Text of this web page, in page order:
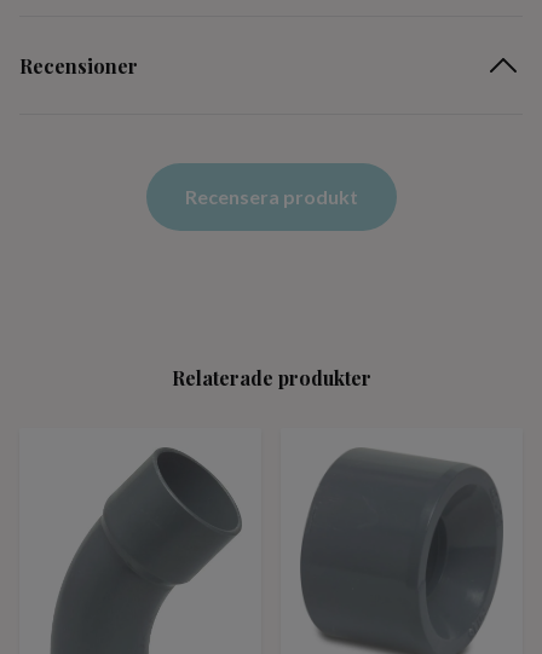
Recensioner
Recensera produkt
Relaterade produkter